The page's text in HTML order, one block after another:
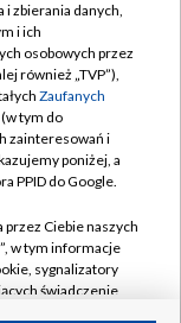
zbierania danych,
i ich
osobowych przez
również „TVP”),
Zaufanych
tym do
zainteresowań i
poniżej, a
PPID do Google.
Ciebie naszych
w tym informacje
sygnalizatory
świadczenie